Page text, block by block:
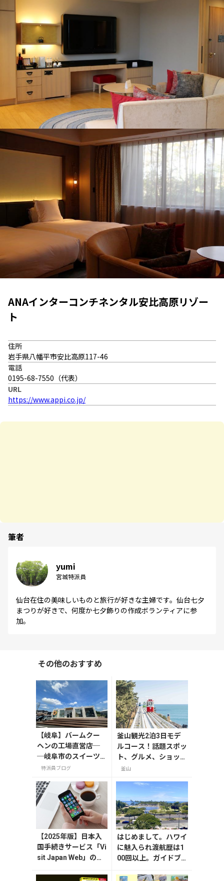
ANAインターコンチネンタル安比高原リゾー
ト
住所
岩手県八幡平市安比高原117-46
電話
0195-68-7550（代表）
URL
https://www.appi.co.jp/
筆者
yumi
宮城特派員
仙台在住の美味しいものと旅行が好きな主婦です。仙台七夕
まつりが好きで、何度か七夕飾りの作成ボランティアに参
加。
その他のおすすめ
【岐阜】バームクー
ヘンの工場直営店─
─岐阜市のスイーツ
スポット「FLEUR
特派員ブログ
釜山観光2泊3日モデ
ルコース！話題スポッ
ト、グルメ、ショッピ
ングを満喫
釜山
【2025年版】日本入
国手続きサービス「Vi
sit Japan Web」の登
はじめまして。ハワイ
に魅入られ渡航歴は1
00回以上。ガイドブ
ログやインスタグラム